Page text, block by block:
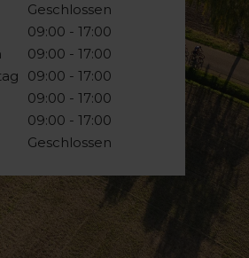
Geschlossen
09:00 - 17:00
09:00 - 17:00
09:00 - 17:00
09:00 - 17:00
09:00 - 17:00
Geschlossen